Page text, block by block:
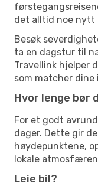
det alltid noe nytt
Besøk
ta en dagstur til
Travellink hjelper
som matcher dine
Hvor lenge bør
For et godt
dager. Dette gir
høydepunktene,
lokale
Leie bil?